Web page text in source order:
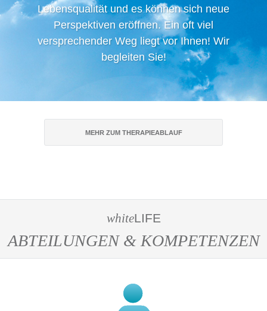
Lebensqualität und es können sich neue
Perspektiven eröffnen. Ein oft viel
versprechender Weg liegt vor Ihnen! Wir
begleiten Sie!
MEHR ZUM THERAPIEABLAUF
whiteLIFE
ABTEILUNGEN & KOMPETENZEN